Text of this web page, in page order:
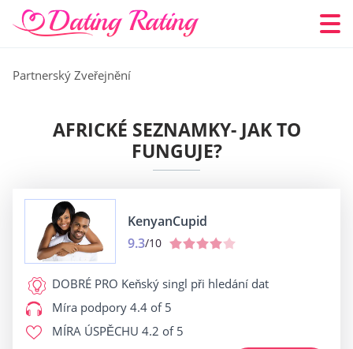
Partnerský Zveřejnění
AFRICKÉ SEZNAMKY- JAK TO
FUNGUJE?
KenyanCupid
9.3/10
DOBRÉ PRO Keňský singl při hledání dat
Míra podpory 4.4 of 5
MÍRA ÚSPĚCHU 4.2 of 5